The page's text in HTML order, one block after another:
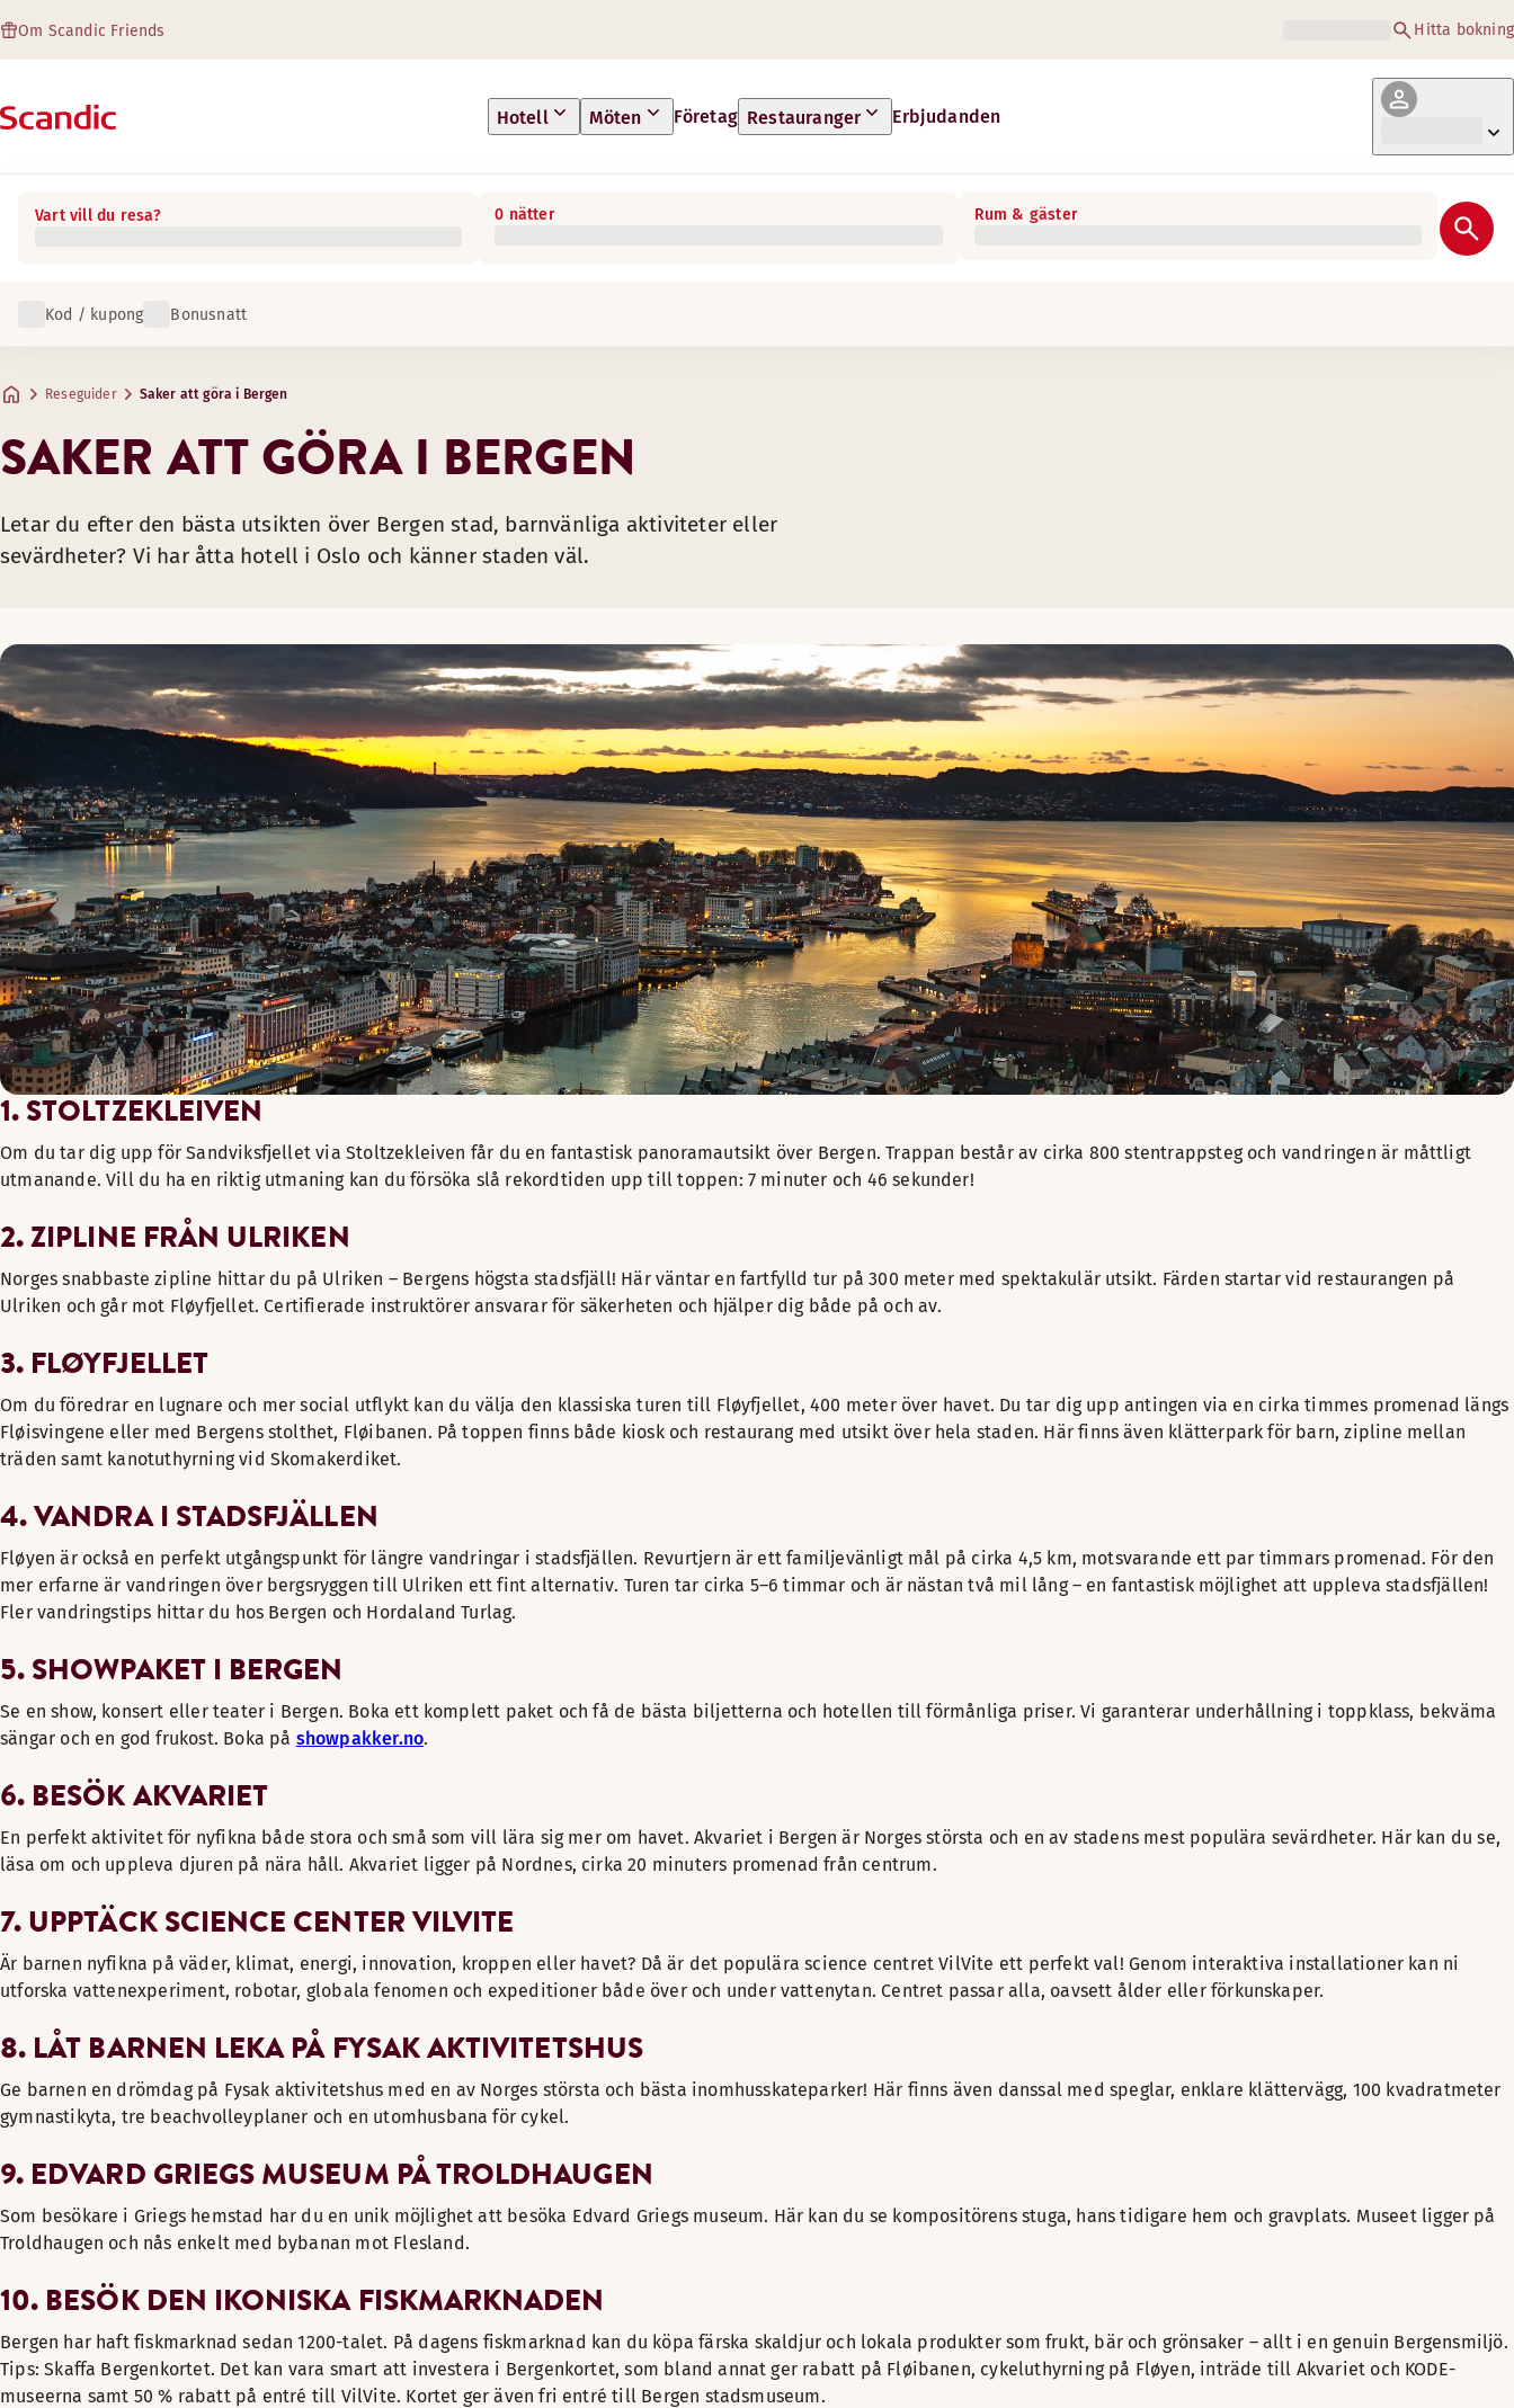
Om Scandic Friends Hitta bokning
Hotell Möten Företag Restauranger Erbjudanden
Vart vill du resa? 0 nätter Rum & gäster
Kod / kupong Bonusnatt
Reseguider Saker att göra i Bergen
SAKER ATT GÖRA I BERGEN
Letar du efter den bästa utsikten över Bergen stad, barnvänliga aktiviteter eller
sevärdheter? Vi har åtta hotell i Oslo och känner staden väl.
1. STOLTZEKLEIVEN
Om du tar dig upp för Sandviksfjellet via Stoltzekleiven får du en fantastisk panoramautsikt över Bergen. Trappan består av cirka 800 stentrappsteg och vandringen är måttligt
utmanande. Vill du ha en riktig utmaning kan du försöka slå rekordtiden upp till toppen: 7 minuter och 46 sekunder!
2. ZIPLINE FRÅN ULRIKEN
Norges snabbaste zipline hittar du på Ulriken – Bergens högsta stadsfjäll! Här väntar en fartfylld tur på 300 meter med spektakulär utsikt. Färden startar vid restaurangen på
Ulriken och går mot Fløyfjellet. Certifierade instruktörer ansvarar för säkerheten och hjälper dig både på och av.
3. FLØYFJELLET
Om du föredrar en lugnare och mer social utflykt kan du välja den klassiska turen till Fløyfjellet, 400 meter över havet. Du tar dig upp antingen via en cirka timmes promenad längs
Fløisvingene eller med Bergens stolthet, Fløibanen. På toppen finns både kiosk och restaurang med utsikt över hela staden. Här finns även klätterpark för barn, zipline mellan
träden samt kanotuthyrning vid Skomakerdiket.
4. VANDRA I STADSFJÄLLEN
Fløyen är också en perfekt utgångspunkt för längre vandringar i stadsfjällen. Revurtjern är ett familjevänligt mål på cirka 4,5 km, motsvarande ett par timmars promenad. För den
mer erfarne är vandringen över bergsryggen till Ulriken ett fint alternativ. Turen tar cirka 5–6 timmar och är nästan två mil lång – en fantastisk möjlighet att uppleva stadsfjällen!
Fler vandringstips hittar du hos Bergen och Hordaland Turlag.
5. SHOWPAKET I BERGEN
Se en show, konsert eller teater i Bergen. Boka ett komplett paket och få de bästa biljetterna och hotellen till förmånliga priser. Vi garanterar underhållning i toppklass, bekväma
sängar och en god frukost. Boka på showpakker.no.
6. BESÖK AKVARIET
En perfekt aktivitet för nyfikna både stora och små som vill lära sig mer om havet. Akvariet i Bergen är Norges största och en av stadens mest populära sevärdheter. Här kan du se,
läsa om och uppleva djuren på nära håll. Akvariet ligger på Nordnes, cirka 20 minuters promenad från centrum.
7. UPPTÄCK SCIENCE CENTER VILVITE
Är barnen nyfikna på väder, klimat, energi, innovation, kroppen eller havet? Då är det populära science centret VilVite ett perfekt val! Genom interaktiva installationer kan ni
utforska vattenexperiment, robotar, globala fenomen och expeditioner både över och under vattenytan. Centret passar alla, oavsett ålder eller förkunskaper.
8. LÅT BARNEN LEKA PÅ FYSAK AKTIVITETSHUS
Ge barnen en drömdag på Fysak aktivitetshus med en av Norges största och bästa inomhusskateparker! Här finns även danssal med speglar, enklare klättervägg, 100 kvadratmeter
gymnastikyta, tre beachvolleyplaner och en utomhusbana för cykel.
9. EDVARD GRIEGS MUSEUM PÅ TROLDHAUGEN
Som besökare i Griegs hemstad har du en unik möjlighet att besöka Edvard Griegs museum. Här kan du se kompositörens stuga, hans tidigare hem och gravplats. Museet ligger på
Troldhaugen och nås enkelt med bybanan mot Flesland.
10. BESÖK DEN IKONISKA FISKMARKNADEN
Bergen har haft fiskmarknad sedan 1200-talet. På dagens fiskmarknad kan du köpa färska skaldjur och lokala produkter som frukt, bär och grönsaker – allt i en genuin Bergensmiljö.
Tips: Skaffa Bergenkortet. Det kan vara smart att investera i Bergenkortet, som bland annat ger rabatt på Fløibanen, cykeluthyrning på Fløyen, inträde till Akvariet och KODE-
museerna samt 50 % rabatt på entré till VilVite. Kortet ger även fri entré till Bergen stadsmuseum.